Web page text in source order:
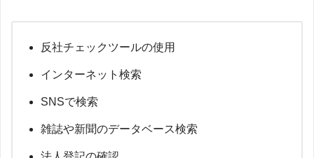
反社チェックツールの使用
インターネット検索
SNSで検索
雑誌や新聞のデータベース検索